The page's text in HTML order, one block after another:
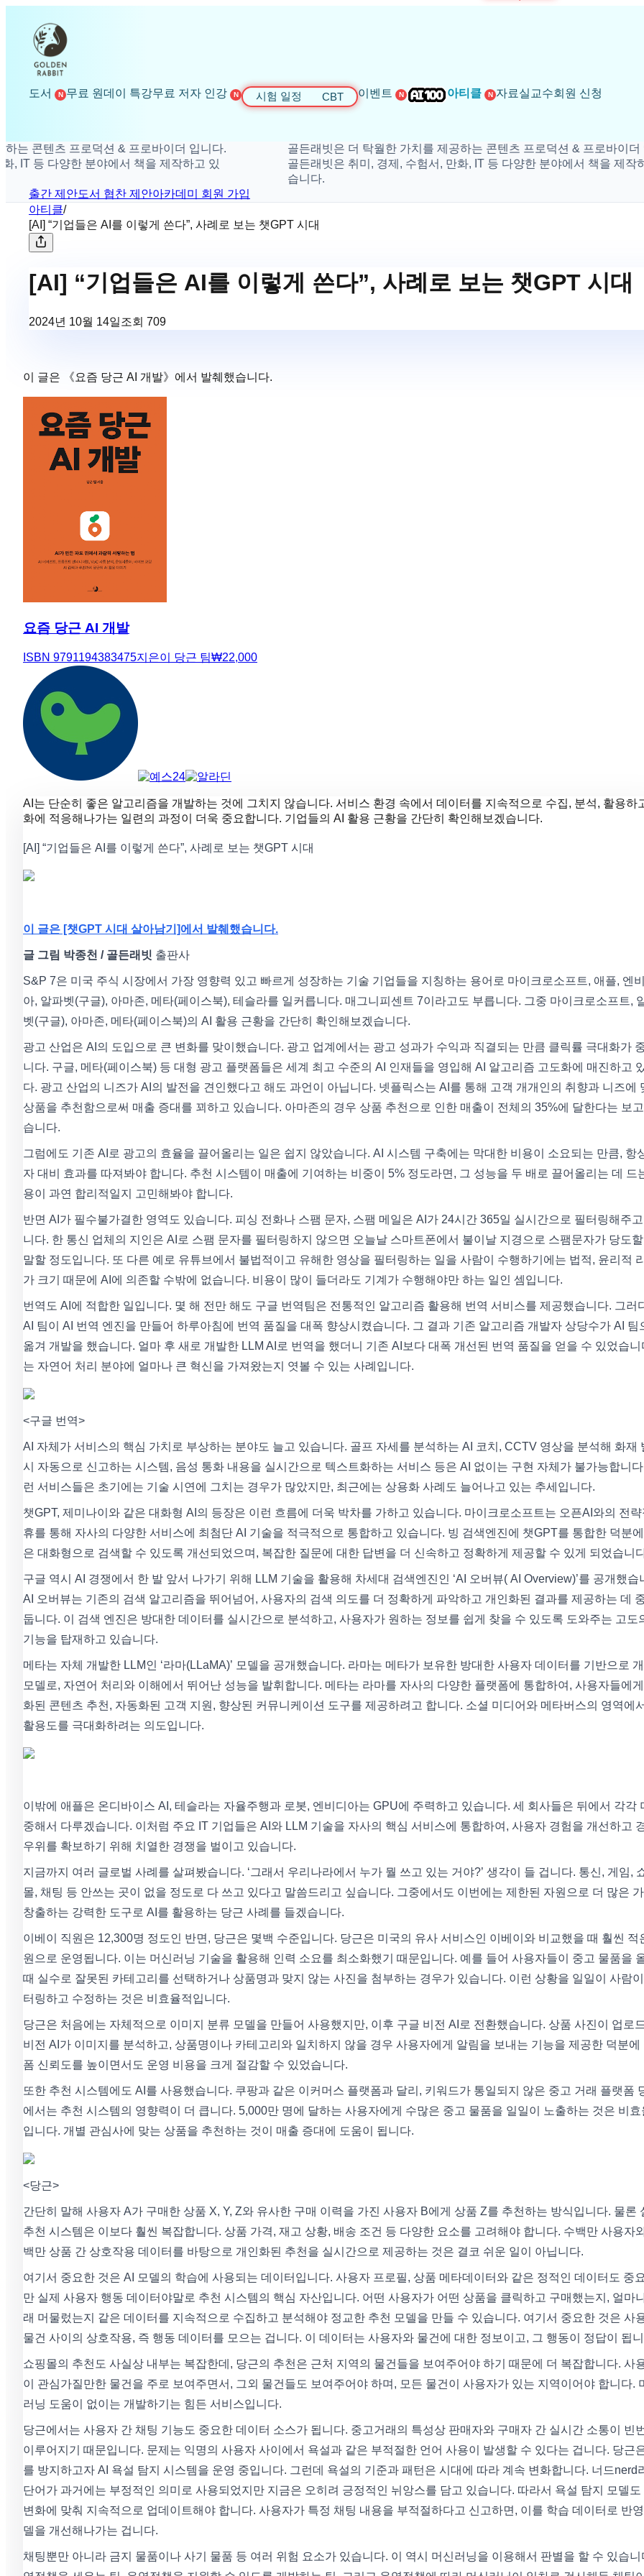
도서 N 무료 원데이 특강무료 저자 인강 N 시험 일정 CBT 이벤트 N 아티클 N 자료실 교수회원 신청
텐츠 프로덕션 & 프로바이더 입니다.
등 다양한 분야에서 책을 제작하고 있
골든래빗은 더 탁월한 가치를 제공하는 콘텐츠 프로덕션 & 프로바이더 입니
골든래빗은 취미, 경제, 수험서, 만화, IT 등 다양한 분야에서 책을 제작하고
습니다.
출간 제안도서 협찬 제안아카데미 회원 가입
아티클/
[AI] “기업들은 AI를 이렇게 쓴다”, 사례로 보는 챗GPT 시대
[AI] “기업들은 AI를 이렇게 쓴다”, 사례로 보는 챗GPT 시대
2024년 10월 14일조회 709
이 글은 《요즘 당근 AI 개발》에서 발췌했습니다.
요즘 당근 AI 개발
ISBN 9791194383475지은이 당근 팀₩22,000
AI는 단순히 좋은 알고리즘을 개발하는 것에 그치지 않습니다. 서비스 환경 속에서 데이터를 지속적으로 수집, 분석, 활용하
화에 적응해나가는 일련의 과정이 더욱 중요합니다. 기업들의 AI 활용 근황을 간단히 확인해보겠습니다.
[AI] “기업들은 AI를 이렇게 쓴다”, 사례로 보는 챗GPT 시대
이 글은 [챗GPT 시대 살아남기]에서 발췌했습니다.
글 그림 박종천 / 골든래빗 출판사
S&P 7은 미국 주식 시장에서 가장 영향력 있고 빠르게 성장하는 기술 기업들을 지칭하는 용어로 마이크로소프트, 애플, 엔
아, 알파벳(구글), 아마존, 메타(페이스북), 테슬라를 일커릅니다. 매그니피센트 7이라고도 부릅니다. 그중 마이크로소프트,
벳(구글), 아마존, 메타(페이스북)의 AI 활용 근황을 간단히 확인해보겠습니다.
광고 산업은 AI의 도입으로 큰 변화를 맞이했습니다. 광고 업계에서는 광고 성과가 수익과 직결되는 만큼 클릭률 극대화가
니다. 구글, 메타(페이스북) 등 대형 광고 플랫폼들은 세계 최고 수준의 AI 인재들을 영입해 AI 알고리즘 고도화에 매진하고
다. 광고 산업의 니즈가 AI의 발전을 견인했다고 해도 과언이 아닙니다. 넷플릭스는 AI를 통해 고객 개개인의 취향과 니즈에
상품을 추천함으로써 매출 증대를 꾀하고 있습니다. 아마존의 경우 상품 추천으로 인한 매출이 전체의 35%에 달한다는 보
습니다.
그럼에도 기존 AI로 광고의 효율을 끌어올리는 일은 쉽지 않았습니다. AI 시스템 구축에는 막대한 비용이 소요되는 만큼, 항
자 대비 효과를 따져봐야 합니다. 추천 시스템이 매출에 기여하는 비중이 5% 정도라면, 그 성능을 두 배로 끌어올리는 데 드
용이 과연 합리적일지 고민해봐야 합니다.
반면 AI가 필수불가결한 영역도 있습니다. 피싱 전화나 스팸 문자, 스팸 메일은 AI가 24시간 365일 실시간으로 필터링해주
니다. 한 통신 업체의 지인은 AI로 스팸 문자를 필터링하지 않으면 오늘날 스마트폰에서 불이날 지경으로 스팸문자가 당도
말할 정도입니다. 또 다른 예로 유튜브에서 불법적이고 유해한 영상을 필터링하는 일을 사람이 수행하기에는 법적, 윤리적
가 크기 때문에 AI에 의존할 수밖에 없습니다. 비용이 많이 들더라도 기계가 수행해야만 하는 일인 셈입니다.
번역도 AI에 적합한 일입니다. 몇 해 전만 해도 구글 번역팀은 전통적인 알고리즘 활용해 번역 서비스를 제공했습니다. 그러
AI 팀이 AI 번역 엔진을 만들어 하루아침에 번역 품질을 대폭 향상시켰습니다. 그 결과 기존 알고리즘 개발자 상당수가 AI 팀
옮겨 개발을 했습니다. 얼마 후 새로 개발한 LLM AI로 번역을 했더니 기존 AI보다 대폭 개선된 번역 품질을 얻을 수 있었습니
는 자연어 처리 분야에 얼마나 큰 혁신을 가져왔는지 엿볼 수 있는 사례입니다.
<구글 번역>
AI 자체가 서비스의 핵심 가치로 부상하는 분야도 늘고 있습니다. 골프 자세를 분석하는 AI 코치, CCTV 영상을 분석해 화재
시 자동으로 신고하는 시스템, 음성 통화 내용을 실시간으로 텍스트화하는 서비스 등은 AI 없이는 구현 자체가 불가능합니
런 서비스들은 초기에는 기술 시연에 그치는 경우가 많았지만, 최근에는 상용화 사례도 늘어나고 있는 추세입니다.
챗GPT, 제미나이와 같은 대화형 AI의 등장은 이런 흐름에 더욱 박차를 가하고 있습니다. 마이크로소프트는 오픈AI와의 전
휴를 통해 자사의 다양한 서비스에 최첨단 AI 기술을 적극적으로 통합하고 있습니다. 빙 검색엔진에 챗GPT를 통합한 덕분
은 대화형으로 검색할 수 있도록 개선되었으며, 복잡한 질문에 대한 답변을 더 신속하고 정확하게 제공할 수 있게 되었습니
구글 역시 AI 경쟁에서 한 발 앞서 나가기 위해 LLM 기술을 활용해 차세대 검색엔진인 ‘AI 오버뷰( AI Overview)’를 공개했습
AI 오버뷰는 기존의 검색 알고리즘을 뛰어넘어, 사용자의 검색 의도를 더 정확하게 파악하고 개인화된 결과를 제공하는 데
둡니다. 이 검색 엔진은 방대한 데이터를 실시간으로 분석하고, 사용자가 원하는 정보를 쉽게 찾을 수 있도록 도와주는 고도
기능을 탑재하고 있습니다.
메타는 자체 개발한 LLM인 ‘라마(LLaMA)’ 모델을 공개했습니다. 라마는 메타가 보유한 방대한 사용자 데이터를 기반으로
모델로, 자연어 처리와 이해에서 뛰어난 성능을 발휘합니다. 메타는 라마를 자사의 다양한 플랫폼에 통합하여, 사용자들에
화된 콘텐츠 추천, 자동화된 고객 지원, 향상된 커뮤니케이션 도구를 제공하려고 합니다. 소셜 미디어와 메타버스의 영역에
활용도를 극대화하려는 의도입니다.
이밖에 애플은 온디바이스 AI, 테슬라는 자율주행과 로봇, 엔비디아는 GPU에 주력하고 있습니다. 세 회사들은 뒤에서 각각
중해서 다루겠습니다. 이처럼 주요 IT 기업들은 AI와 LLM 기술을 자사의 핵심 서비스에 통합하여, 사용자 경험을 개선하고
우위를 확보하기 위해 치열한 경쟁을 벌이고 있습니다.
지금까지 여러 글로벌 사례를 살펴봤습니다. ‘그래서 우리나라에서 누가 뭘 쓰고 있는 거야?’ 생각이 들 겁니다. 통신, 게임,
몰, 채팅 등 안쓰는 곳이 없을 정도로 다 쓰고 있다고 말씀드리고 싶습니다. 그중에서도 이번에는 제한된 자원으로 더 많은
창출하는 강력한 도구로 AI를 활용하는 당근 사례를 들겠습니다.
이베이 직원은 12,300명 정도인 반면, 당근은 몇백 수준입니다. 당근은 미국의 유사 서비스인 이베이와 비교했을 때 훨씬 적
원으로 운영됩니다. 이는 머신러닝 기술을 활용해 인력 소요를 최소화했기 때문입니다. 예를 들어 사용자들이 중고 물품을
때 실수로 잘못된 카테고리를 선택하거나 상품명과 맞지 않는 사진을 첨부하는 경우가 있습니다. 이런 상황을 일일이 사람
터링하고 수정하는 것은 비효율적입니다.
당근은 처음에는 자체적으로 이미지 분류 모델을 만들어 사용했지만, 이후 구글 비전 AI로 전환했습니다. 상품 사진이 업로
비전 AI가 이미지를 분석하고, 상품명이나 카테고리와 일치하지 않을 경우 사용자에게 알림을 보내는 기능을 제공한 덕분에
폼 신뢰도를 높이면서도 운영 비용을 크게 절감할 수 있었습니다.
또한 추천 시스템에도 AI를 사용했습니다. 쿠팡과 같은 이커머스 플랫폼과 달리, 키워드가 통일되지 않은 중고 거래 플랫폼
에서는 추천 시스템의 영향력이 더 큽니다. 5,000만 명에 달하는 사용자에게 수많은 중고 물품을 일일이 노출하는 것은 비효
입니다. 개별 관심사에 맞는 상품을 추천하는 것이 매출 증대에 도움이 됩니다.
<당근>
간단히 말해 사용자 A가 구매한 상품 X, Y, Z와 유사한 구매 이력을 가진 사용자 B에게 상품 Z를 추천하는 방식입니다. 물론
추천 시스템은 이보다 훨씬 복잡합니다. 상품 가격, 재고 상황, 배송 조건 등 다양한 요소를 고려해야 합니다. 수백만 사용자
백만 상품 간 상호작용 데이터를 바탕으로 개인화된 추천을 실시간으로 제공하는 것은 결코 쉬운 일이 아닙니다.
여기서 중요한 것은 AI 모델의 학습에 사용되는 데이터입니다. 사용자 프로필, 상품 메타데이터와 같은 정적인 데이터도 중
만 실제 사용자 행동 데이터야말로 추천 시스템의 핵심 자산입니다. 어떤 사용자가 어떤 상품을 클릭하고 구매했는지, 얼마
래 머물렀는지 같은 데이터를 지속적으로 수집하고 분석해야 정교한 추천 모델을 만들 수 있습니다. 여기서 중요한 것은 사
물건 사이의 상호작용, 즉 행동 데이터를 모으는 겁니다. 이 데이터는 사용자와 물건에 대한 정보이고, 그 행동이 정답이 됩
쇼핑몰의 추천도 사실상 내부는 복잡한데, 당근의 추천은 근처 지역의 물건들을 보여주어야 하기 때문에 더 복잡합니다. 사
이 관심가질만한 물건을 주로 보여주면서, 그외 물건들도 보여주어야 하며, 모든 물건이 사용자가 있는 지역이어야 합니다.
러닝 도움이 없이는 개발하기는 힘든 서비스입니다.
당근에서는 사용자 간 채팅 기능도 중요한 데이터 소스가 됩니다. 중고거래의 특성상 판매자와 구매자 간 실시간 소통이 빈
이루어지기 때문입니다. 문제는 익명의 사용자 사이에서 욕설과 같은 부적절한 언어 사용이 발생할 수 있다는 겁니다. 당근
를 방지하고자 AI 욕설 탐지 시스템을 운영 중입니다. 그런데 욕설의 기준과 패턴은 시대에 따라 계속 변화합니다. 너드nerd
단어가 과거에는 부정적인 의미로 사용되었지만 지금은 오히려 긍정적인 뉘앙스를 담고 있습니다. 따라서 욕설 탐지 모델도
변화에 맞춰 지속적으로 업데이트해야 합니다. 사용자가 특정 채팅 내용을 부적절하다고 신고하면, 이를 학습 데이터로 반
델을 개선해나가는 겁니다.
채팅뿐만 아니라 금지 물품이나 사기 물품 등 여러 위험 요소가 있습니다. 이 역시 머신러닝을 이용해서 판별을 할 수 있습니